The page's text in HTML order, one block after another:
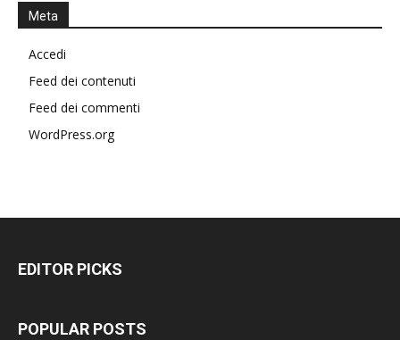
Meta
Accedi
Feed dei contenuti
Feed dei commenti
WordPress.org
EDITOR PICKS
POPULAR POSTS